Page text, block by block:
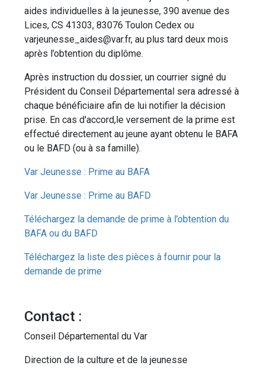
aides individuelles à la jeunesse, 390 avenue des
Lices, CS 41303, 83076 Toulon Cedex ou
varjeunesse_aides@var.fr, au plus tard deux mois
après l’obtention du diplôme.
Après instruction du dossier, un courrier signé du
Président du Conseil Départemental sera adressé à
chaque bénéficiaire afin de lui notifier la décision
prise. En cas d'accord,le versement de la prime est
effectué directement au jeune ayant obtenu le BAFA
ou le BAFD (ou à sa famille).
Var Jeunesse : Prime au BAFA
Var Jeunesse : Prime au BAFD
Téléchargez la demande de prime à l’obtention du
BAFA ou du BAFD
Téléchargez la liste des pièces à fournir pour la
demande de prime
Contact :
Conseil Départemental du Var
Direction de la culture et de la jeunesse